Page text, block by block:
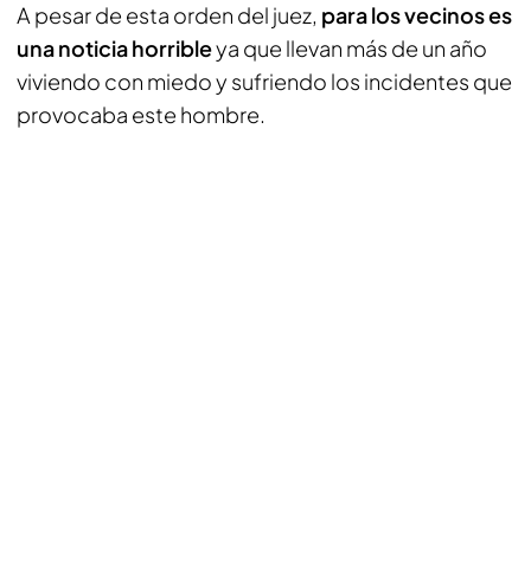
A pesar de esta orden del juez, para los vecinos es
una noticia horribleya que llevan más de un año
viviendo con miedo y sufriendo los incidentes que
provocaba este hombre.